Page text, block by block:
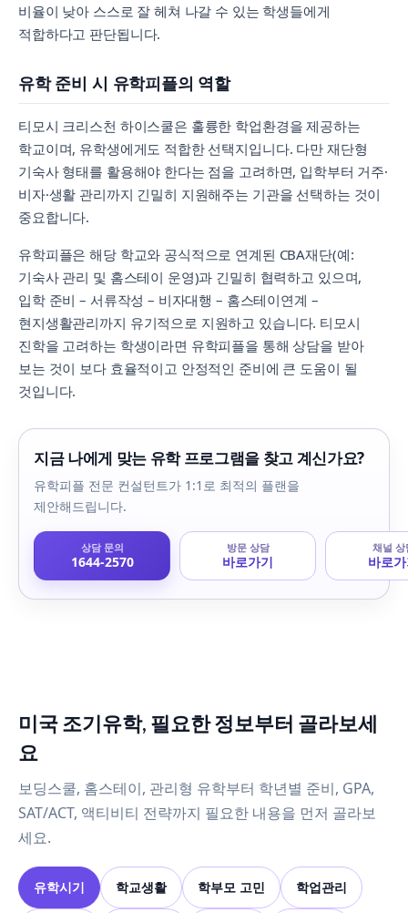
비율이 낮아 스스로 잘 헤쳐 나갈 수 있는 학생들에게
적합하다고 판단됩니다.
유학 준비 시 유학피플의 역할
티모시 크리스천 하이스쿨은 훌륭한 학업환경을 제공하는
학교이며, 유학생에게도 적합한 선택지입니다. 다만 재단형
기숙사 형태를 활용해야 한다는 점을 고려하면, 입학부터 거주·
비자·생활 관리까지 긴밀히 지원해주는 기관을 선택하는 것이
중요합니다.
유학피플은 해당 학교와 공식적으로 연계된 CBA재단(예:
기숙사 관리 및 홈스테이 운영)과 긴밀히 협력하고 있으며,
입학 준비 – 서류작성 – 비자대행 – 홈스테이연계 –
현지생활관리까지 유기적으로 지원하고 있습니다. 티모시
진학을 고려하는 학생이라면 유학피플을 통해 상담을 받아
보는 것이 보다 효율적이고 안정적인 준비에 큰 도움이 될
것입니다.
지금 나에게 맞는 유학 프로그램을 찾고 계신가요?
유학피플 전문 컨설턴트가 1:1로 최적의 플랜을
제안해드립니다.
상담 문의
1644-2570
방문 상담
바로가기
채널 상
바로
미국 조기유학, 필요한 정보부터 골라보세
요
보딩스쿨, 홈스테이, 관리형 유학부터 학년별 준비, GPA,
SAT/ACT, 액티비티 전략까지 필요한 내용을 먼저 골라보
세요.
유학시기 학교생활 학부모 고민 학업관리